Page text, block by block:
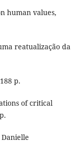
human values,
reatualização da
p.
of critical
Danielle